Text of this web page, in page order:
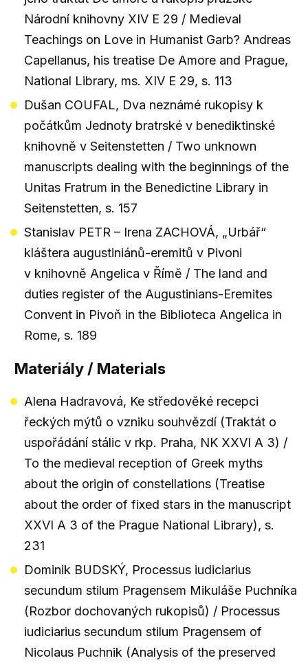
Národní knihovny XIV E 29 / Medieval
Teachings on Love in Humanist Garb? Andreas
Capellanus, his treatise De Amore and Prague,
National Library, ms. XIV E 29, s. 113
Dušan COUFAL, Dva neznámé rukopisy k
počátkům Jednoty bratrské v benediktinské
knihovně v Seitenstetten / Two unknown
manuscripts dealing with the beginnings of the
Unitas Fratrum in the Benedictine Library in
Seitenstetten, s. 157
Stanislav PETR – Irena ZACHOVÁ, „Urbář“
kláštera augustiniánů-eremitů v Pivoni
v knihovně Angelica v Římě / The land and
duties register of the Augustinians-Eremites
Convent in Pivoň in the Biblioteca Angelica in
Rome, s. 189
Materiály / Materials
Alena Hadravová, Ke středověké recepci
řeckých mýtů o vzniku souhvězdí (Traktát o
uspořádání stálic v rkp. Praha, NK XXVI A 3) /
To the medieval reception of Greek myths
about the origin of constellations (Treatise
about the order of fixed stars in the manuscript
XXVI A 3 of the Prague National Library), s.
231
Dominik BUDSKÝ, Processus iudiciarius
secundum stilum Pragensem Mikuláše Puchníka
(Rozbor dochovaných rukopisů) / Processus
iudiciarius secundum stilum Pragensem of
Nicolaus Puchnik (Analysis of the preserved